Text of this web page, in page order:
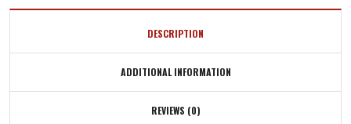
DESCRIPTION
ADDITIONAL INFORMATION
REVIEWS (0)